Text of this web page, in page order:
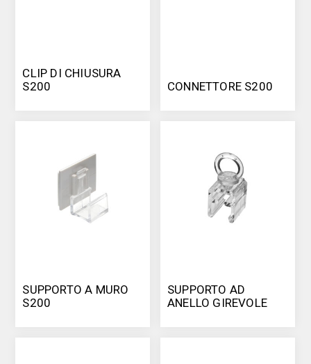
CLIP DI CHIUSURA
S200
CONNETTORE S200
SUPPORTO A MURO
S200
SUPPORTO AD
ANELLO GIREVOLE